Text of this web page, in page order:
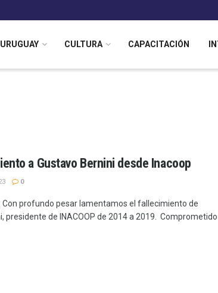
URUGUAY CULTURA CAPACITACIÓN
a Gustavo Bernini desde Inacoop
0
Con profundo pesar lamentamos el fallecimiento de
presidente de INACOOP de 2014 a 2019. Comprometido